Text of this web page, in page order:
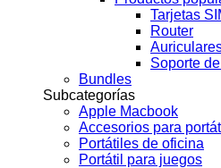
Tarjetas
Router
Soporte
Bundles
Subcategorías
Apple Macbook
Accesorios para
Portátiles de oficina
Portátil para juegos